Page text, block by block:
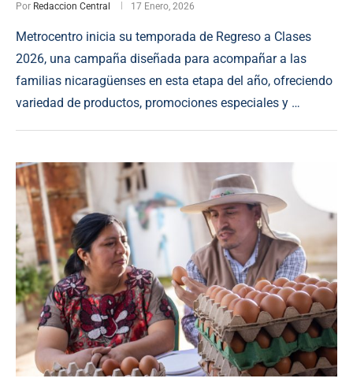
Por Redaccion Central 17 Enero, 2026
Metrocentro inicia su temporada de Regreso a Clases
2026, una campaña diseñada para acompañar a las
familias nicaragüenses en esta etapa del año, ofreciendo
variedad de productos, promociones especiales y …